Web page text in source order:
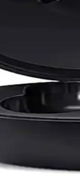
ses performansı,
Satış Durumu,
Fiyat artışı ve
ve Performansı
önemlidir. Uygun
ve Çözüm
bağlantı, ayar
ve
kulaklıklar